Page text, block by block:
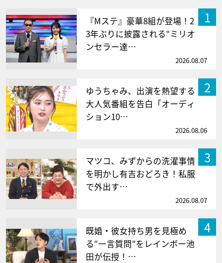
1
『Mステ』豪華8組が登場！2
3年ぶりに披露される“ミリオ
ンセラー達…
2026.08.07
2
ゆうちゃみ、出演を熱望する
大人気番組を告白「オーディ
ション10…
2026.08.06
3
マツコ、みずからの洗濯事情
を明かし有吉おどろき！私服
で外出す…
2026.08.07
4
既婚・彼女持ち男を見極め
る“一言質問”をレインボー池
田が伝授！…